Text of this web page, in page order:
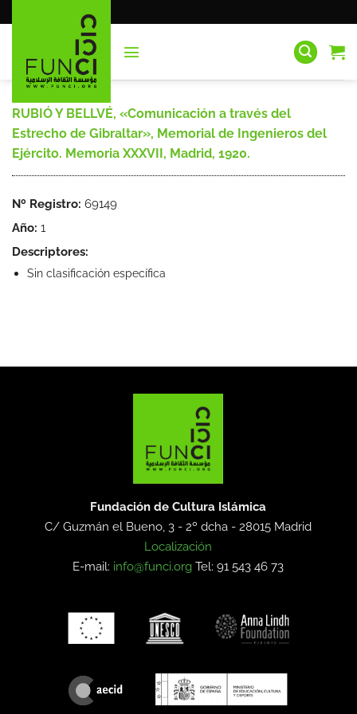
al
RUBIÓ Y BELLVÉ, «Comunicación a través del
Estrecho de Gibraltar», Memorial de Ingenieros del
Ejército. Memoria XXXVII, Madrid, 1920.
Nº Registro: 69149
Año: 1
Descriptores:
Sin clasificación específica
Fundación de Cultura Islámica
C/ Guzmán el Bueno, 3 - 2º dcha -28015 Madrid
Localización
E-mail: info@funci.org Tel: 91 543 46 73